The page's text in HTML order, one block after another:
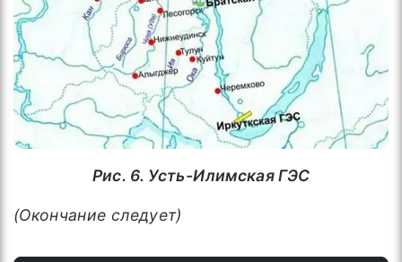
Рис. 6. Усть-Илимская ГЭС
(Окончание следует)